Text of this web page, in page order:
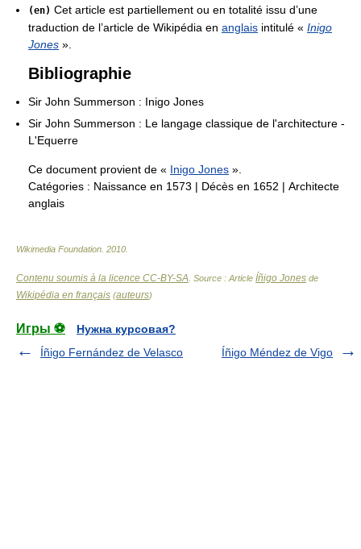
(en) Cet article est partiellement ou en totalité issu d’une
traduction de l’article de Wikipédia en anglais intitulé « Inigo
Jones ».
Bibliographie
Sir John Summerson : Inigo Jones
Sir John Summerson : Le langage classique de l'architecture -
L'Equerre
Ce document provient de « Inigo Jones ».
Catégories : Naissance en 1573 | Décès en 1652 | Architecte
anglais
Wikimedia Foundation. 2010.
Contenu soumis à la licence CC-BY-SA. Source : Article Íñigo Jones de
Wikipédia en français (auteurs)
Игры ⚽
Нужна курсовая?
Íñigo Fernández de Velasco
Íñigo Méndez de Vigo